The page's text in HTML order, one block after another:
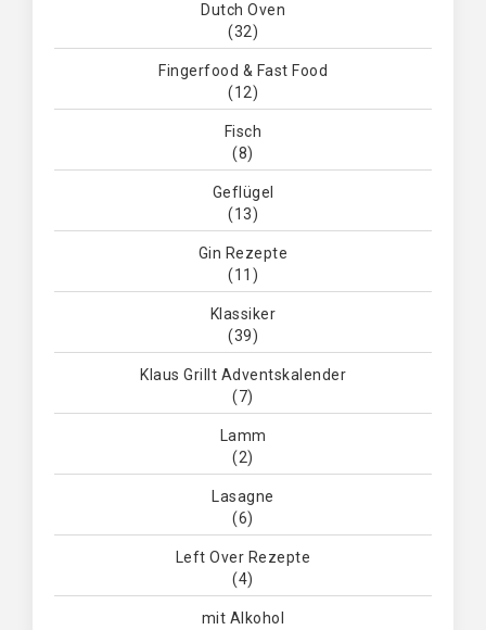
Dutch Oven
(32)
Fingerfood & Fast Food
(12)
Fisch
(8)
Geflügel
(13)
Gin Rezepte
(11)
Klassiker
(39)
Klaus Grillt Adventskalender
(7)
Lamm
(2)
Lasagne
(6)
Left Over Rezepte
(4)
mit Alkohol